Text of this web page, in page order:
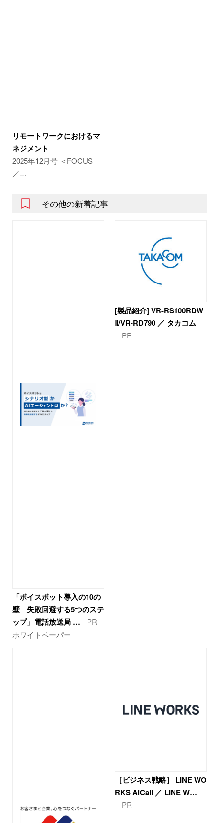
リモートワークにおけるマ
ネジメント
2025年12月号 ＜FOCUS
／…
その他の新着記事
「ボイスボット導入の10の
壁 失敗回避する5つのステ
ップ」電話放送局 …
PR
ホワイトペーパー
[製品紹介] VR-RS100RDW
Ⅱ/VR-RD790 ／ タカコム
PR
［ビジネス戦略］ LINE WO
RKS AiCall ／ LINE W…
PR